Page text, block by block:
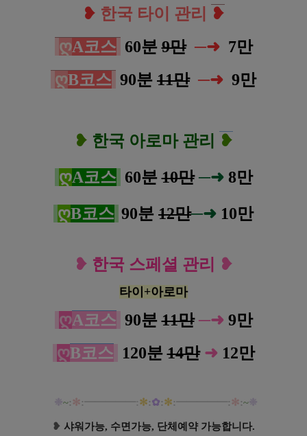
❥ 한국 타이 관리
❥
ღA코스 60분 9만 ─➜ 7만
ღB코스 90분 11만 ─➜ 9만
❥ 한국 아로마 관리 ❥
ღA코스 60분 10만 ─➜ 8만
ღB코스 90분 12만─➜ 10만
❥ 한국 스페셜 관리 ❥
타이+아로마
ღA코스 90분 11만 ─➜ 9만
ღB코스 120분 14만 ➜ 12만
~: ✻:━━━━━:✻:✿:✻:━━━━━: ✻:~❉
❥ 샤워가능, 수면가능, 단체예약 가능합니다.